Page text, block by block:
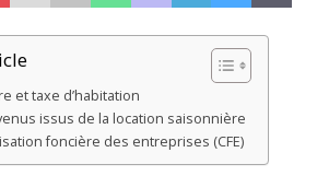
et taxe d’habitation
issus de la location saisonnière
foncière des entreprises (CFE)